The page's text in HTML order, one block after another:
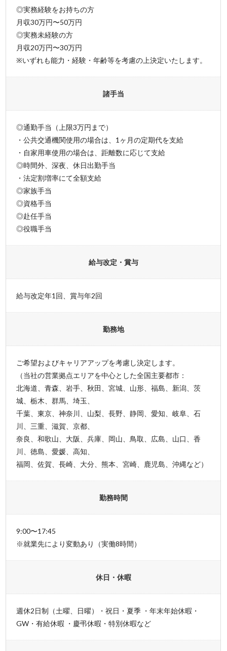
◎実務経験をお持ちの方
月収30万円〜50万円
◎実務未経験の方
月収20万円〜30万円
※いずれも能力・経験・年齢等を考慮の上決定いたします。
諸手当
◎通勤手当（上限3万円まで）
・公共交通機関使用の場合は、1ヶ月の定期代を支給
・自家用車使用の場合は、距離数に応じて支給
◎時間外、深夜、休日出勤手当
・法定割増率にて全額支給
◎家族手当
◎資格手当
◎赴任手当
◎役職手当
給与改定・賞与
給与改定年1回、賞与年2回
勤務地
ご希望およびキャリアアップを考慮し決定します。
（当社の営業拠点エリアを中心とした全国主要都市：
北海道、青森、岩手、秋田、宮城、山形、福島、新潟、茨
城、栃木、群馬、埼玉、
千葉、東京、神奈川、山梨、長野、静岡、愛知、岐阜、石
川、三重、滋賀、京都、
奈良、和歌山、大阪、兵庫、岡山、鳥取、広島、山口、香
川、徳島、愛媛、高知、
福岡、佐賀、長崎、大分、熊本、宮崎、鹿児島、沖縄など）
勤務時間
9:00〜17:45
※就業先により変動あり（実働8時間）
休日・休暇
週休2日制（土曜、日曜）・祝日・夏季 ・年末年始休暇・
GW・有給休暇 ・慶弔休暇・特別休暇など